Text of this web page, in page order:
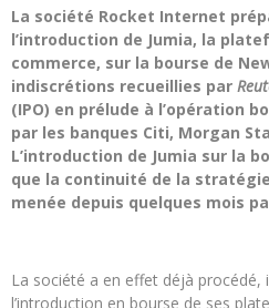
La société Rocket Internet
l’introduction de Jumia, la
commerce, sur la bourse de
indiscrétions recueillies par
(IPO) en prélude à l’opération
par les banques Citi, Morgan
L’introduction de Jumia sur la
que la continuité de la
menée depuis quelques mois
La société a en effet déjà procédé,
l’introduction en bourse de ses